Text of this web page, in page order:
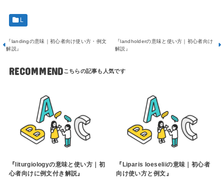
L
『landingの意味｜初心者向け使い方・例文
解説』
『landholderの意味と使い方｜初心者向け
解説』
RECOMMEND
『liturgiologyの意味と使い方｜初
心者向けに例文付き解説』
『Liparis loeseliiの意味｜初心者
向け使い方と例文』